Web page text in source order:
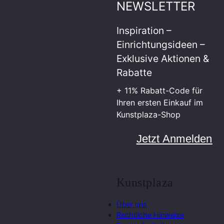
NEWSLETTER
Inspiration –
Einrichtungsideen –
Exklusive Aktionen &
Rabatte
+ 11% Rabatt-Code für
Ihren ersten Einkauf im
Kunstplaza-Shop
Jetzt Anmelden
Kunstplaza
Über uns
Rechtliche Hinweise